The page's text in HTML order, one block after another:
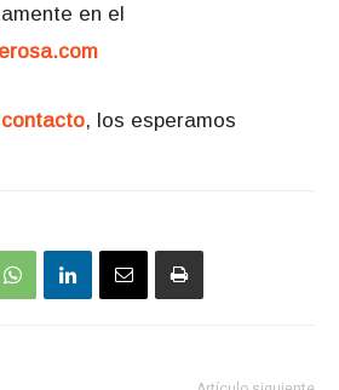
en el
, los esperamos